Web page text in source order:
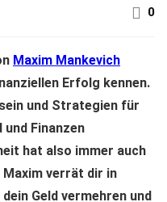
0
Maxim Mankevich
Erfolg kennen.
und Strategien für
und Finanzen
hat also immer auch
verrät dir in
Geld vermehren und